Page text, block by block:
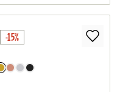
-15%